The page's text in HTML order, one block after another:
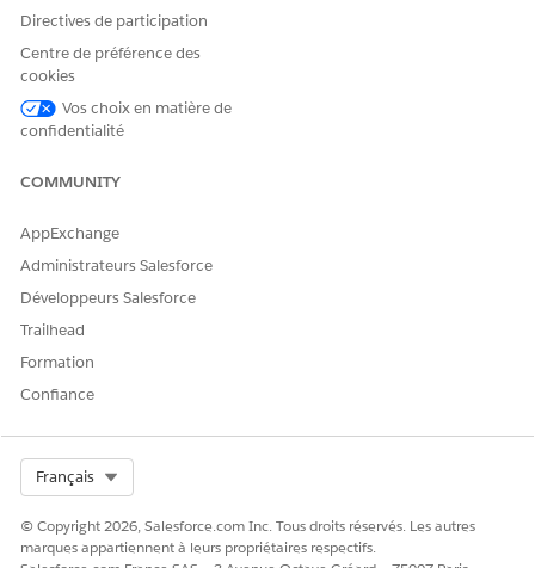
Directives de participation
Centre de préférence des
cookies
Vos choix en matière de
confidentialité
COMMUNITY
AppExchange
Administrateurs Salesforce
Développeurs Salesforce
Trailhead
Formation
Confiance
Français
© Copyright 2026, Salesforce.com Inc. Tous droits réservés. Les autres
marques appartiennent à leurs propriétaires respectifs.